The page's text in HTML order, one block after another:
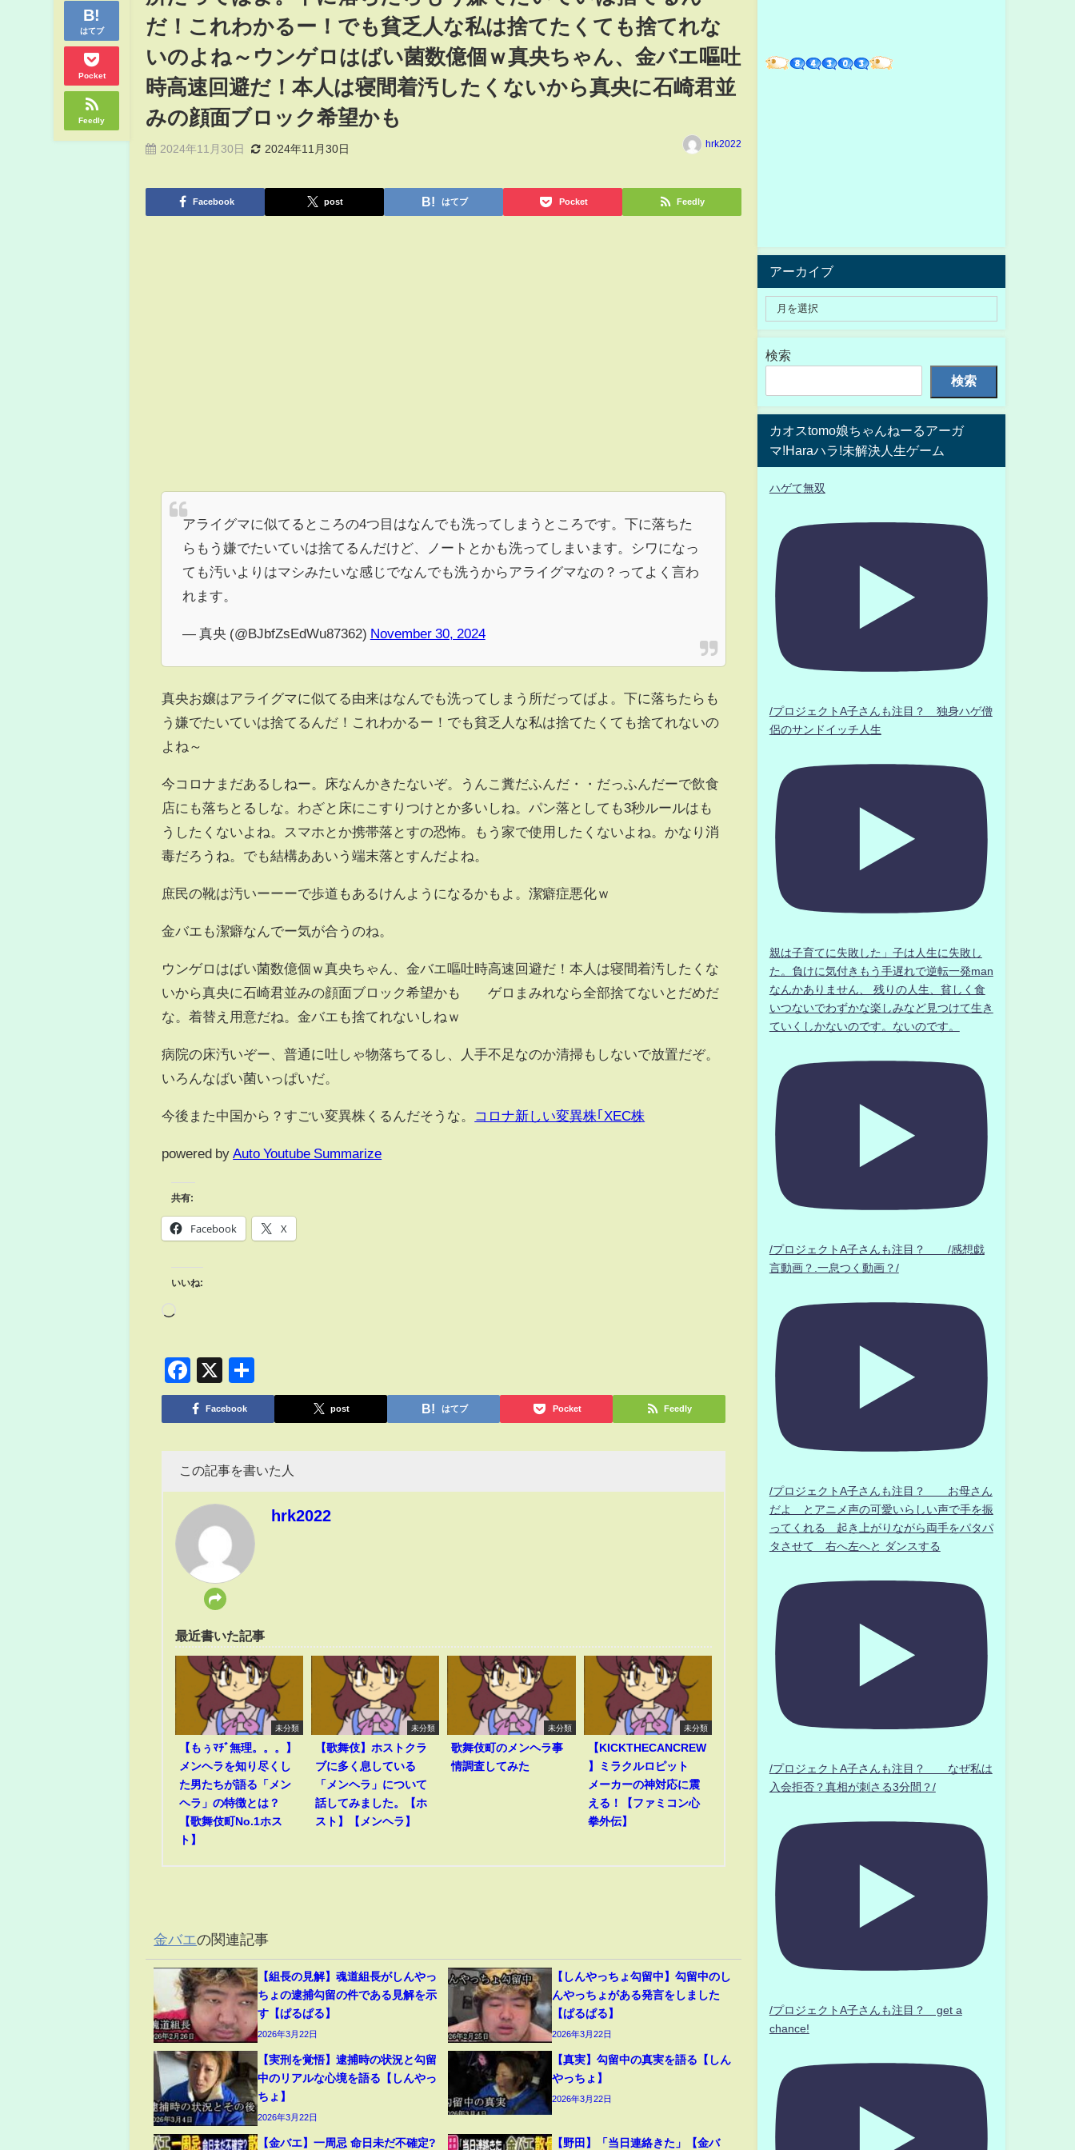
はてブ
Pocket
Feedly
だ！これわかるー！でも貧乏人な私は捨てたくても捨てれな
いのよね～ウンゲロはばい菌数億個ｗ真央ちゃん、金バエ嘔吐
時高速回避だ！本人は寝間着汚したくないから真央に石崎君並
みの顔面ブロック希望かも
2024年11月30日 2024年11月30日 hrk2022
Facebook post はてブ Pocket Feedly
アライグマに似てるところの4つ目はなんでも洗ってしまうところです。下に落ちた
らもう嫌でたいていは捨てるんだけど、ノートとかも洗ってしまいます。シワになっ
ても汚いよりはマシみたいな感じでなんでも洗うからアライグマなの？ってよく言わ
れます。
— 真央 (@BJbfZsEdWu87362) November 30, 2024
真央お嬢はアライグマに似てる由来はなんでも洗ってしまう所だってばよ。下に落ちたらも
う嫌でたいていは捨てるんだ！これわかるー！でも貧乏人な私は捨てたくても捨てれないの
よね～
今コロナまだあるしねー。床なんかきたないぞ。うんこ糞だふんだ・・だっふんだーで飲食
店にも落ちとるしな。わざと床にこすりつけとか多いしね。パン落としても3秒ルールはも
うしたくないよね。スマホとか携帯落とすの恐怖。もう家で使用したくないよね。かなり消
毒だろうね。でも結構ああいう端末落とすんだよね。
庶民の靴は汚いーーーで歩道もあるけんようになるかもよ。潔癖症悪化ｗ
金バエも潔癖なんでー気が合うのね。
ウンゲロはばい菌数億個ｗ真央ちゃん、金バエ嘔吐時高速回避だ！本人は寝間着汚したくな
いから真央に石崎君並みの顔面ブロック希望かも ゲロまみれなら全部捨てないとだめだ
な。着替え用意だね。金バエも捨てれないしねｗ
病院の床汚いぞー、普通に吐しゃ物落ちてるし、人手不足なのか清掃もしないで放置だぞ。
いろんなばい菌いっぱいだ。
今後また中国から？すごい変異株くるんだそうな。 コロナ新しい変異株｢XEC株
powered by Auto Youtube Summarize
共有:
Facebook X
いいね:
Facebook
X
有
Facebook post はてブ Pocket Feedly
この記事を書いた人
hrk2022
最近書いた記事
未分類
【もぅﾏﾁﾞ無理。。。】
メンヘラを知り尽くし
た男たちが語る「メン
ヘラ」の特徴とは？
【歌舞伎町No.1ホス
ト】
未分類
【歌舞伎】ホストクラ
ブに多く息している
「メンヘラ」について
話してみました。【ホ
スト】【メンヘラ】
未分類
歌舞伎町のメンヘラ事
情調査してみた
未分類
【KICKTHECANCREW
】ミラクルロピット
メーカーの神対応に震
える！【ファミコン心
拳外伝】
金バエの関連記事
【組長の見解】魂道組長がしんやっ
ちょの逮捕勾留の件である見解を示
す【ぱるぱる】
2026年3月22日
【しんやっちょ勾留中】勾留中のし
んやっちょがある発言をしました
【ぱるぱる】
2026年3月22日
【実刑を覚悟】逮捕時の状況と勾留
中のリアルな心境を語る【しんやっ
ちょ】
2026年3月22日
【真実】勾留中の真実を語る【しん
やっちょ】
2026年3月22日
【金バエ】一周忌 命日未だ不確定? 【野田】「当日連絡きた」【金バ
アーカイブ
検索
検索
カオスtomo娘ちゃんねーるアーガ
マ!Haraハラ!未解決人生ゲーム
ハゲて無双
/プロジェクトA子さんも注目？ 独身ハゲ僧
侶のサンドイッチ人生
親は子育てに失敗した」子は人生に失敗し
た。負けに気付きもう手遅れで逆転一発man
なんかありません、 残りの人生、貧しく食
いつないでわずかな楽しみなど見つけて生き
ていくしかないのです。ないのです。
/プロジェクトA子さんも注目？ /感想戯
言動画？.一息つく動画？/
/プロジェクトA子さんも注目？ お母さん
だよ とアニメ声の可愛いらしい声で手を振
ってくれる 起き上がりながら両手をパタパ
タさせて 右へ左へと ダンスする
/プロジェクトA子さんも注目？ なぜ私は
入会拒否？真相が刺さる3分間？/
/プロジェクトA子さんも注目？ get a
chance!